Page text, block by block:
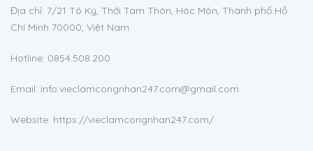
Địa chỉ: 7/21 Tô Ký, Thới Tam Thôn, Hóc Môn, Thành phố Hồ
Chí Minh 70000, Việt Nam
Hotline: 0854.508.200
Email: info.vieclamcongnhan247.com@gmail.com
Website: https://vieclamcongnhan247.com/